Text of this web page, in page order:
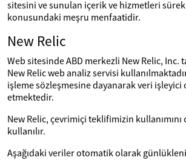
sitesini ve sunulan içerik ve hizmetleri
konusundaki meşru menfaatidir.
New Relic
Web sitesinde ABD merkezli New Relic, Inc.
New Relic web analiz servisi
işleme sözleşmesine dayanarak veri
etmektedir.
New Relic, çevrimiçi teklifimizin
kullanılır.
Aşağıdaki veriler otomatik olarak